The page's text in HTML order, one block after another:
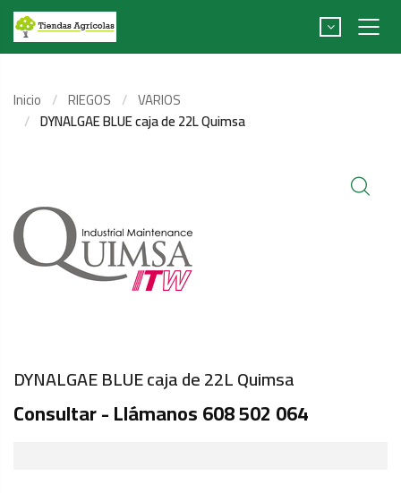
Inicio RIEGOS
VARIOS
DYNALGAE BLUE caja de 22L Quimsa
DYNALGAE BLUE caja de 22L Quimsa
Consultar - Llámanos 608 502 064